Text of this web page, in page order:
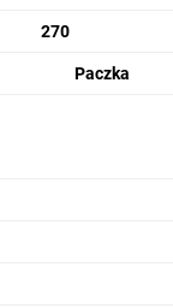
270
Paczka